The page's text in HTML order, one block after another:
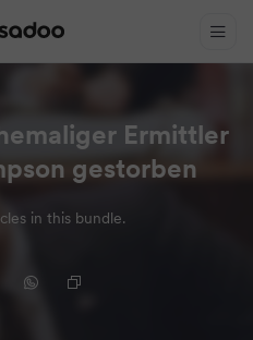
Ermittler
gestorben
in this bundle.